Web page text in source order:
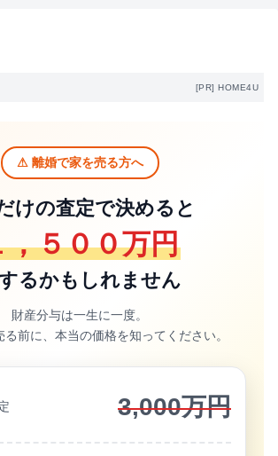
[PR] HOME4U
⚠ 離婚で家を売る方へ
けの査定で決めると
，５００万円
るかもしれません
財産分与は一生に一度。
前に、本当の価格を知ってください。
3,000万円